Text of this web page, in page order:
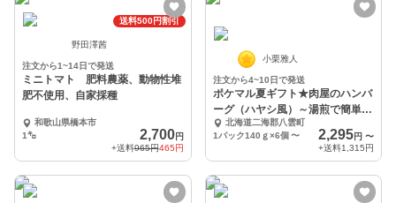
送料500円割引
野田澤茜
注文から1~14日で発送
ミニトマト 肥料農薬、動物性堆
肥不使用、自家採種
和歌山県橋本市
1㌔
2,700円
+送料965円465円
小栗雅人
注文から4~10日で発送
ポケマル夏ギフト★肉屋のハンバ
ーグ（ハヤシ風）～湯煎で簡単調
理～【10％OFF】
北海道二海郡八雲町
1パック140ｇ×6個 〜 2,295円 〜
+送料1,315円